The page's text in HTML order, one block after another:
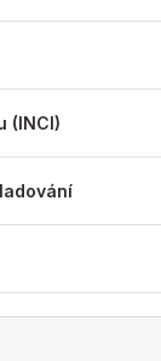
(INCI)